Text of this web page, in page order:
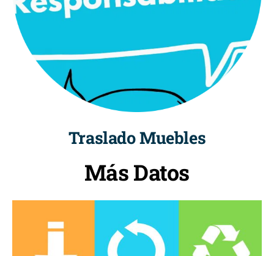
Traslado Muebles
Más Datos